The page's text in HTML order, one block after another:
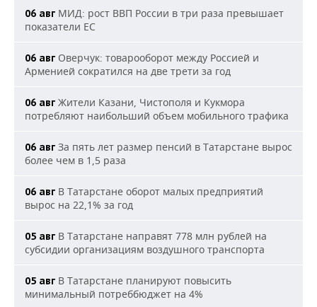
06 авг МИД: рост ВВП России в три раза превышает
показатели ЕС
06 авг Оверчук: товарооборот между Россией и
Арменией сократился на две трети за год
06 авг Жители Казани, Чистополя и Кукмора
потребляют наибольший объем мобильного трафика
06 авг За пять лет размер пенсий в Татарстане вырос
более чем в 1,5 раза
06 авг В Татарстане оборот малых предприятий
вырос на 22,1% за год
05 авг В Татарстане направят 778 млн рублей на
субсидии организациям воздушного транспорта
05 авг В Татарстане планируют повысить
минимальный потреббюджет на 4%